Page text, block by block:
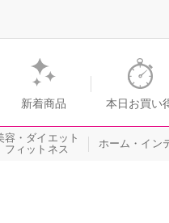
ショッピングのショップチャン
新着商品 本日お買い
容・ダイエット
フィットネス
ホーム・イン